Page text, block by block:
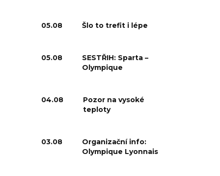
05.08 Šlo to trefit i lépe
05.08
SESTŘIH: Sparta –
Olympique
04.08
Pozor na vysoké
teploty
03.08
Organizační info:
Olympique Lyonnais